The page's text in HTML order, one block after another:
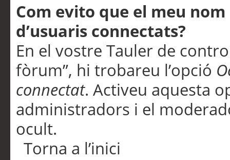
Com evito que el meu
d’usuaris connectats?
En el vostre Tauler de
fòrum”, hi trobareu l’opció
connectat. Activeu aquesta
administradors i el
ocult.
Torna a l’inici